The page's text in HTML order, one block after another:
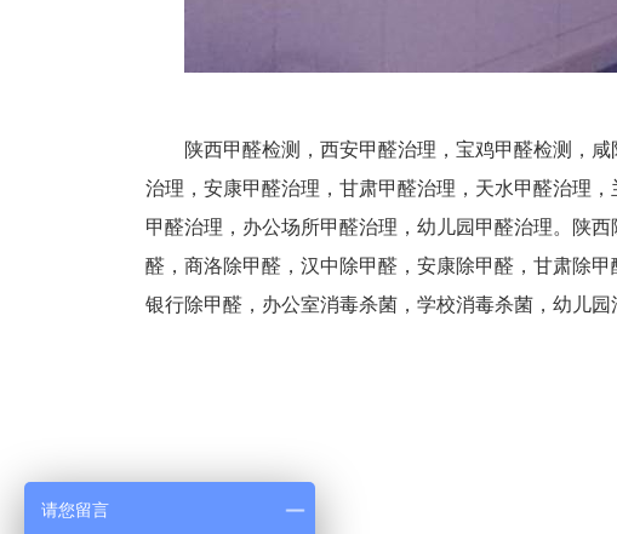
陕西甲醛检测，西安甲醛治理，宝鸡甲醛检测，
治理，安康甲醛治理，甘肃甲醛治理，天水甲醛治理
甲醛治理，办公场所甲醛治理，幼儿园甲醛治理。陕
醛，商洛除甲醛，汉中除甲醛，安康除甲醛，甘肃除
银行除甲醛，办公室消毒杀菌，学校消毒杀菌，幼儿园
请您留言